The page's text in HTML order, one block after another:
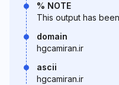
% NOTE
This output has
domain
hgcamiran.ir
ascii
hgcamiran.ir